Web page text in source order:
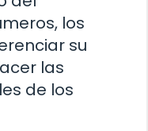
los
su
las
de los